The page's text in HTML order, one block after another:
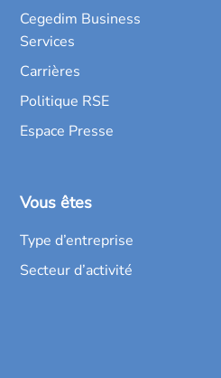
Cegedim Business
Services
Carrières
Politique RSE
Espace Presse
Vous êtes
Type d’entreprise
Secteur d’activité